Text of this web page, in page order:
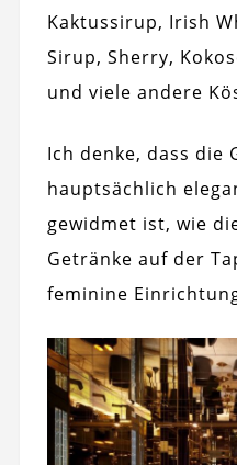
Kaktussirup, Irish
Sirup, Sherry,
und viele andere
Ich denke, dass die
hauptsächlich
gewidmet ist, wie
Getränke auf der
feminine